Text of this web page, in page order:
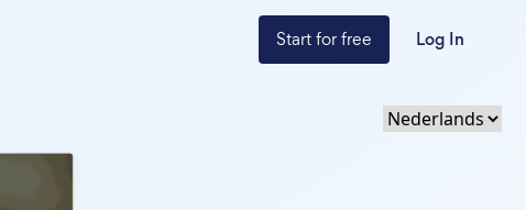
Start for free Log In